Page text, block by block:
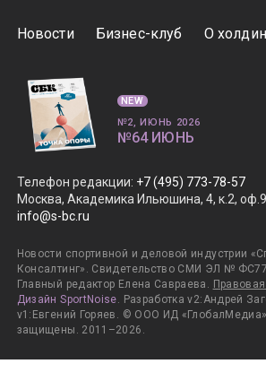
Новости Бизнес-клуб О
Телефон редакции: +7 (495) 773-78-57
Москва, Академика Ильюшина, 4, к.2,
info@s-bc.ru
Новости спортивной и деловой индустрии
Консалтинг». Свидетельство СМИ ЭЛ №
Главный редактор Елена Савраева.
Дизайн SportNoise. Разработка v2:Андрей
v1:Евгений Горяев. © ООО ИД
защищены. 2011–2026.
NEW
№2, ИЮНЬ 2026
№64 ИЮНЬ